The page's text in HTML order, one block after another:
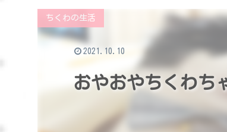
おやおやちくわち
ちくわの生活
2021.10.10